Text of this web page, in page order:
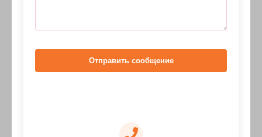
Отправить сообщение